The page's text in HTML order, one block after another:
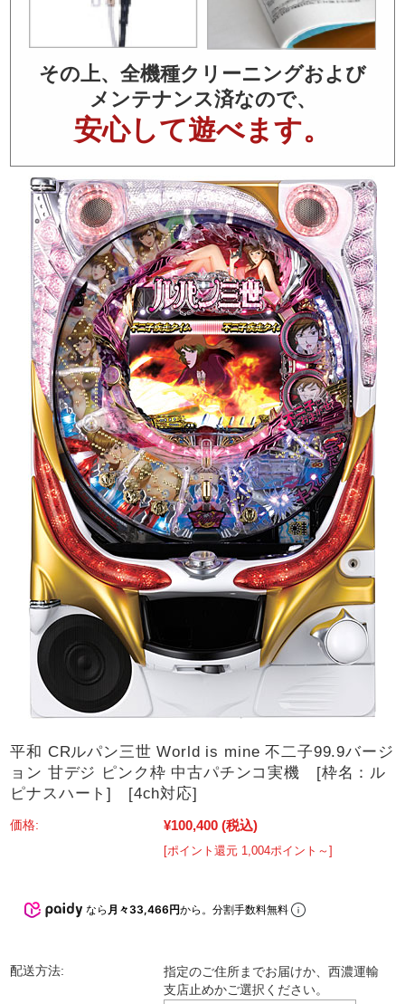
その上、全機種クリーニングおよび
メンテナンス済なので、
安心して遊べます。
平和 CRルパン三世 World is mine 不二子99.9バージ
ョン 甘デジ ピンク枠 中古パチンコ実機 [枠名：ル
ピナスハート] [4ch対応]
価格: ¥100,400 (税込)
[ポイント還元 1,004ポイント～]
なら 月々33,466円から。分割手数料無料
配送方法:
指定のご住所までお届けか、西濃運輸
支店止めかご選択ください。